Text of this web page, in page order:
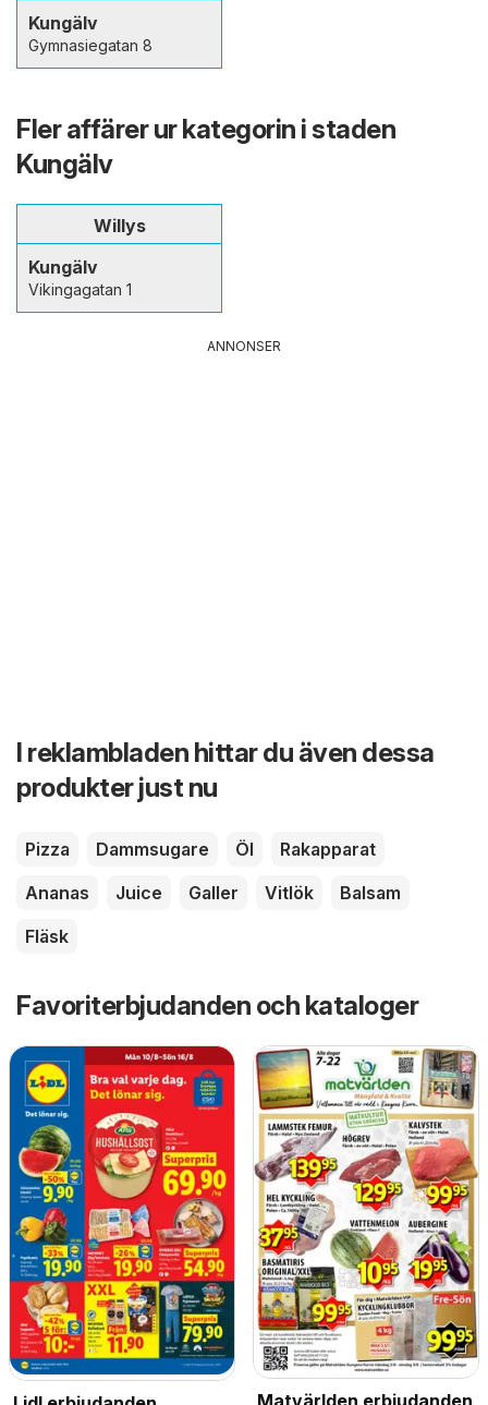
Kungälv
Gymnasiegatan 8
Fler affärer ur kategorin i staden
Kungälv
Willys
Kungälv
Vikingagatan 1
ANNONSER
I reklambladen hittar du även dessa
produkter just nu
Pizza Dammsugare Öl
Rakapparat
Ananas
Juice Galler Vitlök
Balsam
Fläsk
Favoriterbjudanden och kataloger